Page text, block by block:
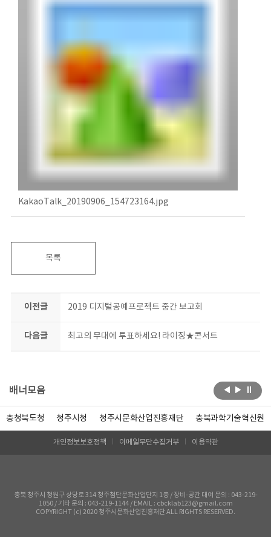
KakaoTalk_20190906_154723164.jpg
목록
이전글 2019 디지털공예프로젝트 중간 보고회
다음글 최고의 무대에 투표하세요! 라이징★콘서트
배너모음
충청북도청 청주시청 청주시문화산업진흥재단 충북과학기술혁신원
개인정보보호정책 이메일무단수집거부 이용약관
충북 청주시 청원구 상당로 314 청주첨단문화산업단지 1층 / 장비-공간 대여 문의 : 043-219-
1050 / 기타 문의 : 043-219-1144 / EMAIL : cbcklab123@gmail.com
COPYRIGHT (c) 2020 청주시문화산업진흥재단 ALL RIGHTS RESERVED.